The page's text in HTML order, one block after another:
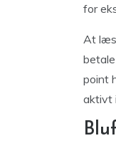
for
At
point
aktivt